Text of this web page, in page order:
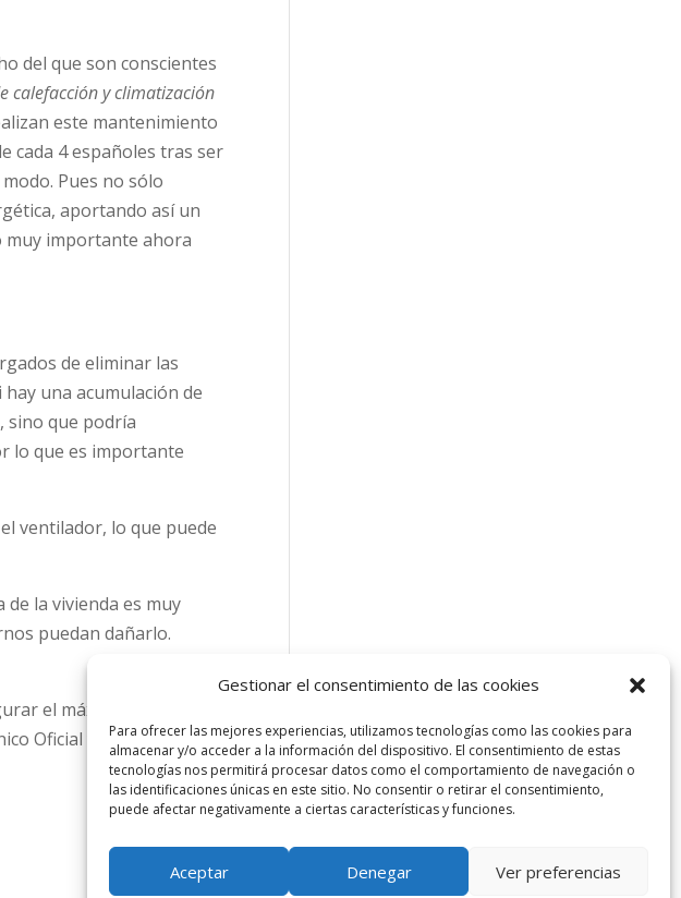
Gestionar el consentimiento de las cookies
Para ofrecer las mejores experiencias, utilizamos tecnologías como las cookies para
almacenar y/o acceder a la información del dispositivo. El consentimiento de estas
tecnologías nos permitirá procesar datos como el comportamiento de navegación o
las identificaciones únicas en este sitio. No consentir o retirar el consentimiento,
puede afectar negativamente a ciertas características y funciones.
Aceptar Denegar Ver preferencias
del que son conscientes
calefacción y climatización
este mantenimiento
cada 4 españoles tras ser
Pues no sólo
aportando así un
muy importante ahora
de eliminar las
una acumulación de
sino que podría
lo que es importante
ventilador, lo que puede
la vivienda es muy
puedan dañarlo.
el máximo confort y la
Oficial y conocer todos